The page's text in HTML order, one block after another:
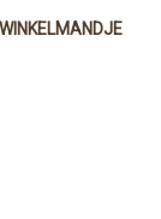
WINKELMANDJE